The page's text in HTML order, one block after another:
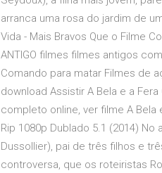
arranca uma rosa do jardim de
Vida - Mais Bravos Que o Filme
ANTIGO filmes filmes antigos
Comando para matar Filmes de
download Assistir A Bela e a
completo online, ver filme A Bela
Rip 1080p Dublado 5.1 (2014)
Dussollier), pai de três filhos e
controversa, que os roteiristas